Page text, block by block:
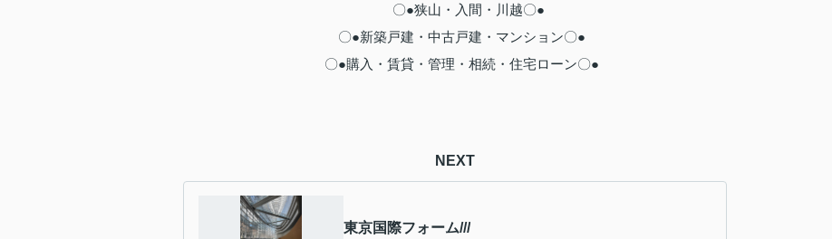
〇●狭山・入間・川越〇●
〇●新築戸建・中古戸建・マンション〇●
〇●購入・賃貸・管理・相続・住宅ローン〇●
NEXT
東京国際フォーム///